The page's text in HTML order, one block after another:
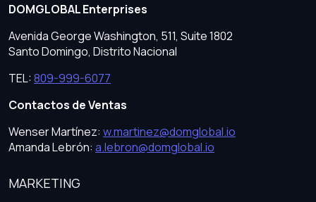
DOMGLOBAL Enterprises
Avenida George Washington, 511, Suite 1802
Santo Domingo, Distrito Nacional
TEL:809-999-6077
Contactos de Ventas
Wenser Martínez: w.martinez@domglobal.io
Amanda Lebrón: a.lebron@domglobal.io
MARKETING